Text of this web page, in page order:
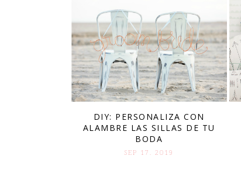
DIY: PERSONALIZA CON
ALAMBRE LAS SILLAS DE TU
BODA
SEP 17. 2019